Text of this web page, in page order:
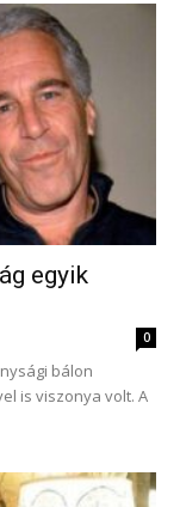
egyik
0
bálon
is viszonya volt. A